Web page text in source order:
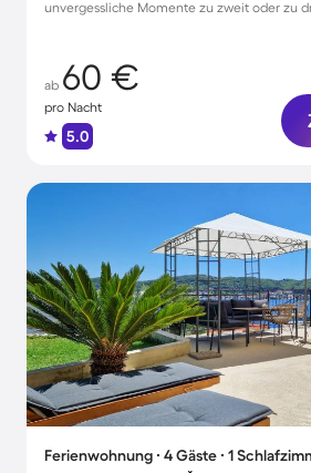
unvergessliche Momente zu zweit oder zu
ab 60 €
pro Nacht
5.0
Ferienwohnung ∙ 4 Gäste ∙ 1